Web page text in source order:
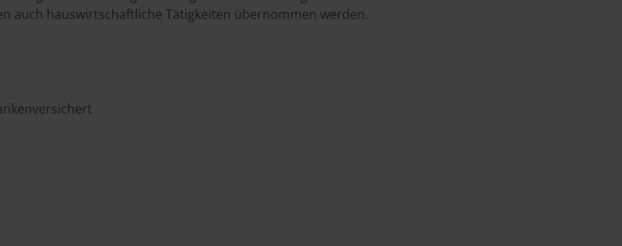
auch hauswirtschaftliche Tätigkeiten übernommen werden.